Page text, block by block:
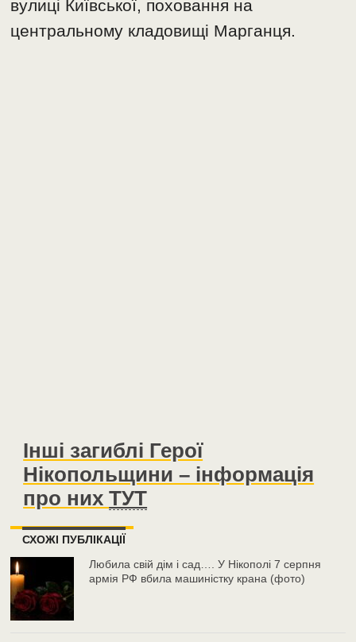
вулиці Київської, поховання на
центральному кладовищі Марганця.
Інші загиблі Герої
Нікопольщини – інформація
про нихТУТ
СХОЖІ ПУБЛІКАЦІЇ
Любила свій дім і сад…. У Нікополі 7 серпня
армія РФ вбила машиністку крана (фото)